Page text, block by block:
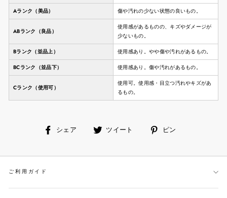
Aランク（美品） 傷や汚れの少ない状態の良いもの。
ABランク（良品）
使用感があるものの、キズやダメージが
少ないもの。
Bランク（並品上） 使用感あり。やや傷や汚れがあるもの。
BCランク（並品下） 使用感あり。傷や汚れがあるもの。
Cランク（使用可）
使用可。使用感・目立つ汚れやキズがあ
るもの。
シェア
facebookツイート ピン
ご利用ガイド